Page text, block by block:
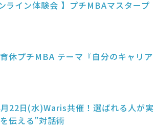
ライン体験会 】プチMBAマスタープ
休プチMBA テーマ『自分のキャリア
月22日(水)Waris共催！選ばれる人が実
伝える”対話術